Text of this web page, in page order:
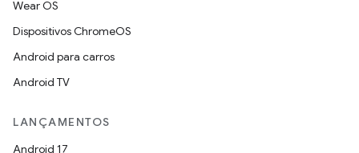
Wear OS
Dispositivos ChromeOS
Android para carros
Android TV
LANÇAMENTOS
Android 17